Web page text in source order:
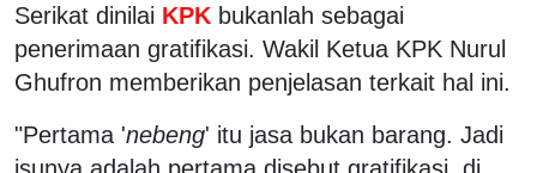
Serikat dinilai KPK bukanlah sebagai
penerimaan gratifikasi. Wakil Ketua KPK Nurul
Ghufron memberikan penjelasan terkait hal ini.
"Pertama 'nebeng' itu jasa bukan barang. Jadi